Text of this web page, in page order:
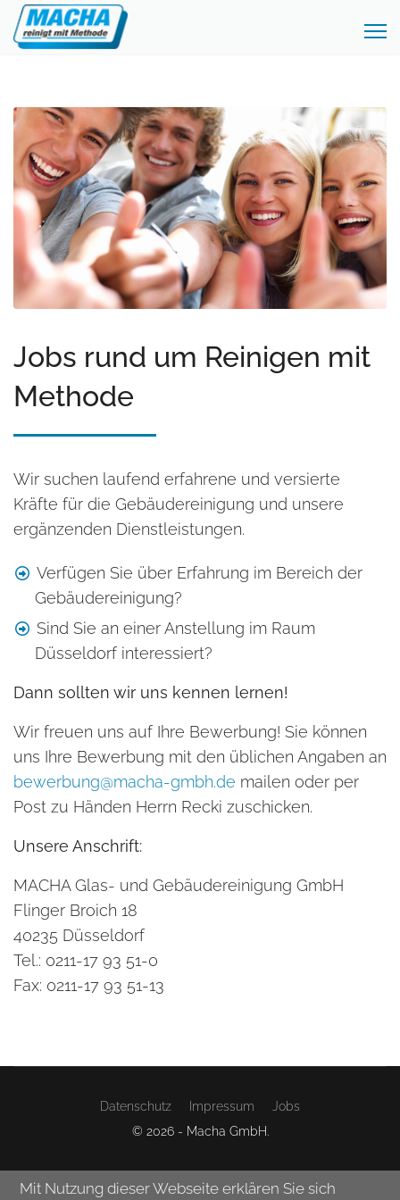
Jobs rund um Reinigen mit
Methode
Wir suchen laufend erfahrene und versierte
Kräfte für die Gebäudereinigung und unsere
ergänzenden Dienstleistungen.
Verfügen Sie über Erfahrung im Bereich der
Gebäudereinigung?
Sind Sie an einer Anstellung im Raum
Düsseldorf interessiert?
Dann sollten wir uns kennen lernen!
Wir freuen uns auf Ihre Bewerbung! Sie können
uns Ihre Bewerbung mit den üblichen Angaben an
bewerbung@macha-gmbh.de mailen oder per
Post zu Händen Herrn Recki zuschicken.
Unsere Anschrift:
MACHA Glas- und Gebäudereinigung GmbH
Flinger Broich 18
40235 Düsseldorf
Tel.: 0211-17 93 51-0
Fax: 0211-17 93 51-13
Datenschutz Impressum
Jobs
© 2026 - Macha GmbH.
Mit Nutzung dieser Webseite erklären Sie sich